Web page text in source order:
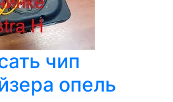
чип
опель